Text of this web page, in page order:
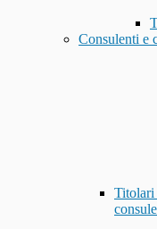
Consulenti e
Titolari